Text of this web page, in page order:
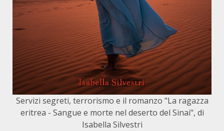
Servizi segreti, terrorismo e il romanzo "La ragazza
eritrea - Sangue e morte nel deserto del Sinai", di
Isabella Silvestri